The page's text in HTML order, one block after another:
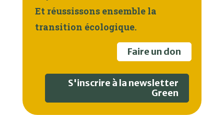
Et réussissons ensemble la
transition écologique.
Faire un don
S'inscrire à la newsletter
Green